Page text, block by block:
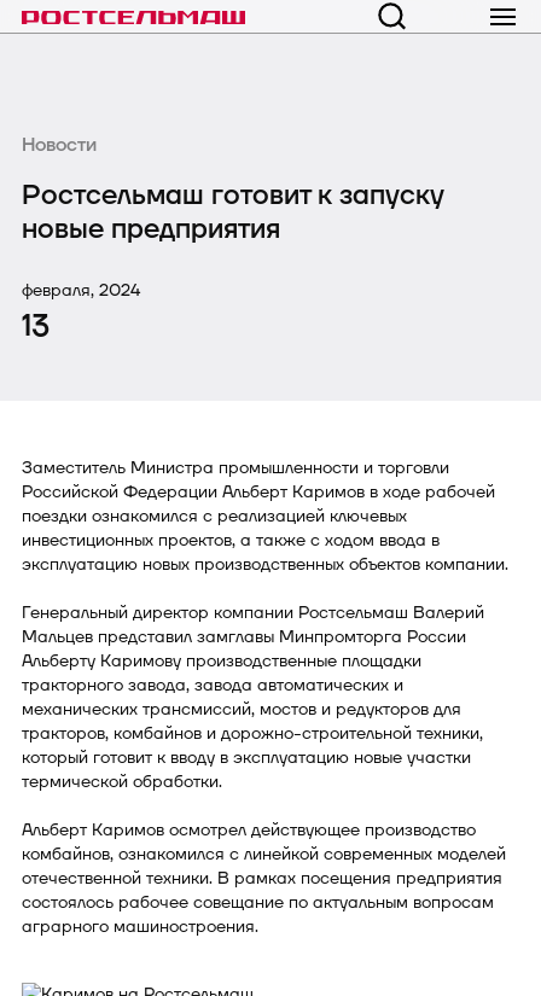
Новости
Ростсельмаш готовит к запуску
новые предприятия
февраля, 2024
13
Заместитель Министра промышленности и торговли
Российской Федерации Альберт Каримов в ходе рабочей
поездки ознакомился с реализацией ключевых
инвестиционных проектов, а также с ходом ввода в
эксплуатацию новых производственных объектов компании.
Генеральный директор компании Ростсельмаш Валерий
Мальцев представил замглавы Минпромторга России
Альберту Каримову производственные площадки
тракторного завода, завода автоматических и
механических трансмиссий, мостов и редукторов для
тракторов, комбайнов и дорожно-строительной техники,
который готовит к вводу в эксплуатацию новые участки
термической обработки.
Альберт Каримов осмотрел действующее производство
комбайнов, ознакомился с линейкой современных моделей
отечественной техники. В рамках посещения предприятия
состоялось рабочее совещание по актуальным вопросам
аграрного машиностроения.